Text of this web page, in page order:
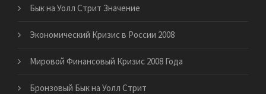
Бык на Уолл Стрит Значение
Экономический Кризис в России 2008
Мировой Финансовый Кризис 2008 Года
Бронзовый Бык на Уолл Стрит